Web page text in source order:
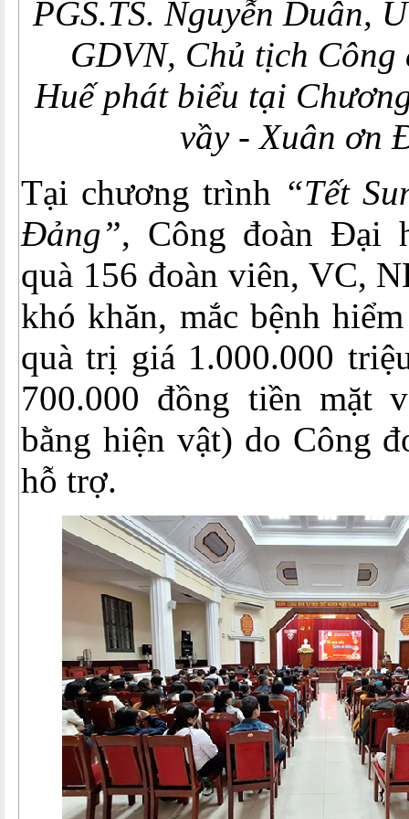
PGS.TS. Nguyễn Duân,
GDVN, Chủ tịch
Huếphát biểu tại
vầy - Xuân ơn
Tại chương trình “Tết
Đảng”, Công đoàn Đại
quà 156 đoàn viên, VC,
khó khăn, mắc bệnh
quà trị giá 1.000.000
700.000 đồng tiền mặt
bằng hiện vật) do Công
hỗ trợ.